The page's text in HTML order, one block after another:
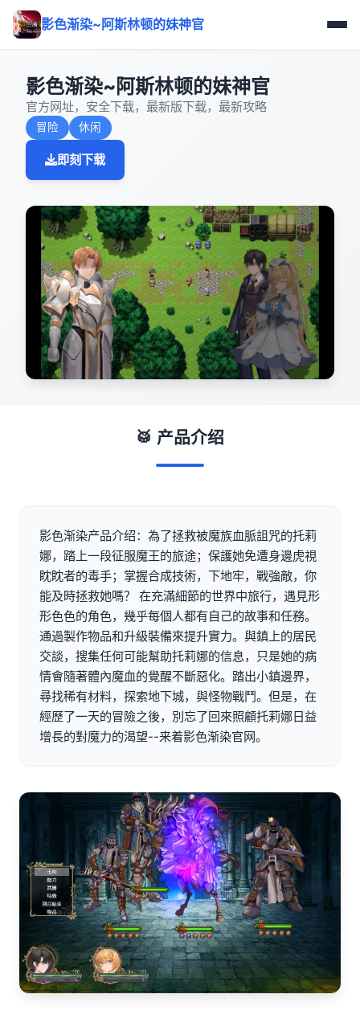
影色渐染~阿斯林顿的妹神官
影色渐染~阿斯林顿的妹神官
官方网址，安全下载，最新版下载，最新攻略
冒险 休闲
即刻下载
🥁 产品介绍
影色渐染产品介绍：為了拯救被魔族血脈詛咒的托莉
娜，踏上一段征服魔王的旅途；保護她免遭身邊虎視
眈眈者的毒手；掌握合成技術，下地牢，戰強敵，你
能及時拯救她嗎？ 在充滿細節的世界中旅行，遇見形
形色色的角色，幾乎每個人都有自己的故事和任務。
通過製作物品和升級裝備來提升實力。與鎮上的居民
交談，搜集任何可能幫助托莉娜的信息，只是她的病
情會隨著體內魔血的覺醒不斷惡化。踏出小鎮邊界，
尋找稀有材料，探索地下城，與怪物戰鬥。但是，在
經歷了一天的冒險之後，別忘了回來照顧托莉娜日益
增長的對魔力的渴望--来着影色渐染官网。